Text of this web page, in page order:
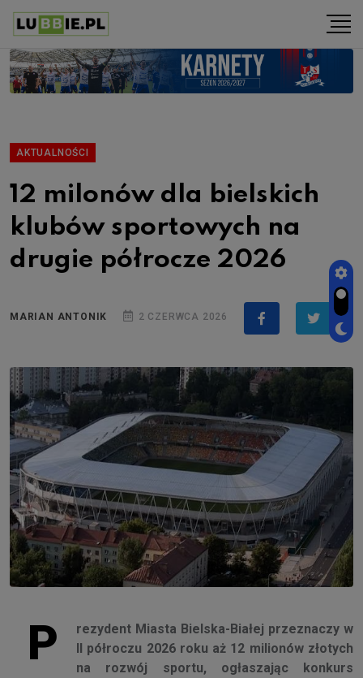
AKTUALNOŚCI
12 milonów dla bielskich
klubów sportowych na
drugie półrocze 2026
MARIAN ANTONIK 2 CZERWCA 2026
P
rezydent Miasta Bielska-Białej przeznaczy w
II półroczu 2026 roku aż 12 milionów złotych
na rozwój sportu, ogłaszając konkurs